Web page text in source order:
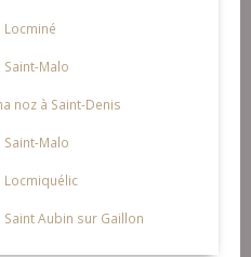
Locminé
Saint-Malo
noz à Saint-Denis
Saint-Malo
Locmiquélic
Aubin sur Gaillon